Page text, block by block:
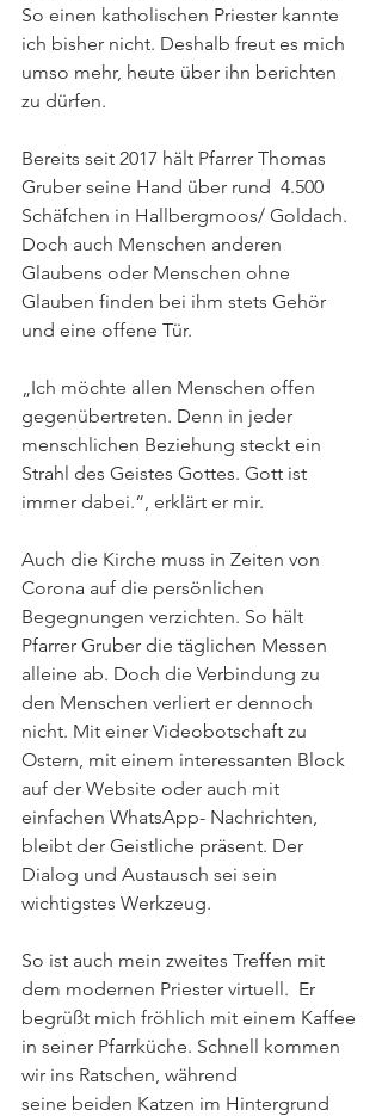
So einen katholischen Priester kannte
ich bisher nicht. Deshalb freut es mich
umso mehr, heute über ihn berichten
zu dürfen.
Bereits seit 2017 hält Pfarrer Thomas
Gruber seine Hand über rund  4.500
Schäfchen in Hallbergmoos/ Goldach.
Doch auch Menschen anderen
Glaubens oder Menschen ohne
Glauben finden bei ihm stets Gehör
und eine offene Tür.
„Ich möchte allen Menschen offen
gegenübertreten. Denn in jeder
menschlichen Beziehung steckt ein
Strahl des Geistes Gottes. Gott ist
immer dabei.“, erklärt er mir.
Auch die Kirche muss in Zeiten von
Corona auf die persönlichen
Begegnungen verzichten. So hält
Pfarrer Gruber die täglichen Messen
alleine ab. Doch die Verbindung zu
den Menschen verliert er dennoch
nicht. Mit einer Videobotschaft zu
Ostern, mit einem interessanten Block
auf der Website oder auch mit
einfachen WhatsApp- Nachrichten,
bleibt der Geistliche präsent. Der
Dialog und Austausch sei sein
wichtigstes Werkzeug.
So ist auch mein zweites Treffen mit
dem modernen Priester virtuell.  Er
begrüßt mich fröhlich mit einem Kaffee
in seiner Pfarrküche. Schnell kommen
wir ins Ratschen, während
seine beiden Katzen im Hintergrund